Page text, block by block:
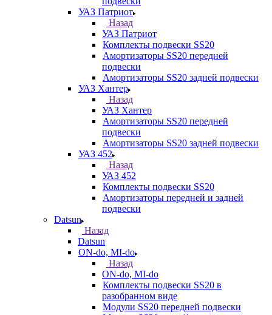
УАЗ Патриот
Назад
УАЗ Патриот
Комплекты подвески SS20
Амортизаторы SS20 передней
подвески
Амортизаторы SS20 задней подвески
УАЗ Хантер
Назад
УАЗ Хантер
Амортизаторы SS20 передней
подвески
Амортизаторы SS20 задней подвески
УАЗ 452
Назад
УАЗ 452
Комплекты подвески SS20
Амортизаторы передней и задней
подвески
Datsun
Назад
Datsun
ON-do, MI-do
Назад
ON-do, MI-do
Комплекты подвески SS20 в
разобранном виде
Модули SS20 передней подвески